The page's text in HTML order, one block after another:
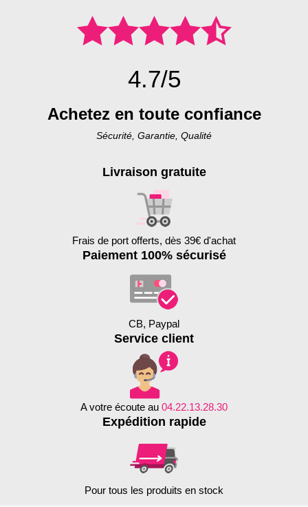
4.7/5
Achetez en toute confiance
Sécurité, Garantie, Qualité
Livraison gratuite
Frais de port offerts, dès 39€ d'achat
Paiement 100% sécurisé
CB, Paypal
Service client
A votre écoute au 04.22.13.28.30
Expédition rapide
Pour tous les produits en stock